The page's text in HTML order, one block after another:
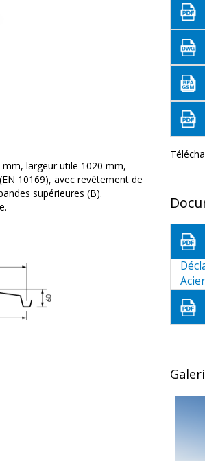
mm, largeur utile 1020 mm,
10169), avec revêtement de
supérieures (B).